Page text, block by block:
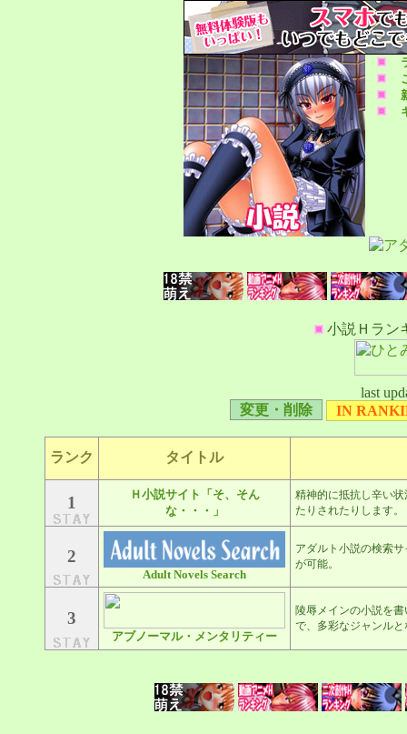
小説Ｈラン
last
変更・削除
IN
ランク タイトル
1
Ｈ小説サイト「そ、そん
な・・・」
精神的に抵抗し辛い
たりされたりします。
2
Adult Novels Search
アダルト小説の検索
が可能。
3
アブノーマル・メンタリティー
陵辱メインの小説を
で、多彩なジャンル